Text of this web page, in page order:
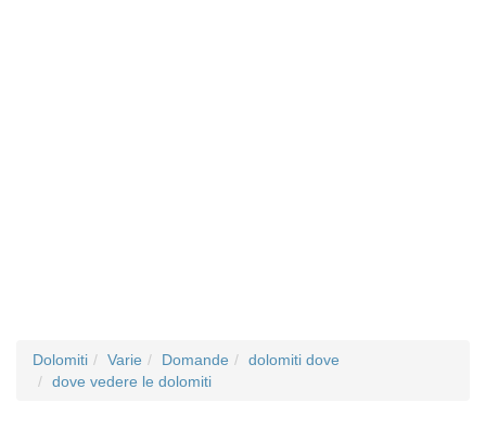
Dolomiti Varie Domande
dolomiti dove
dove vedere le dolomiti